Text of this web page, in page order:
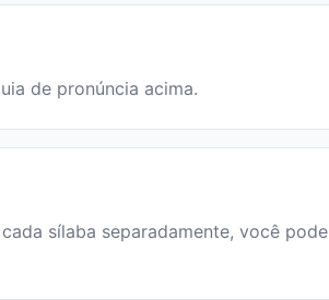
de pronúncia acima.
sílaba separadamente, você pode